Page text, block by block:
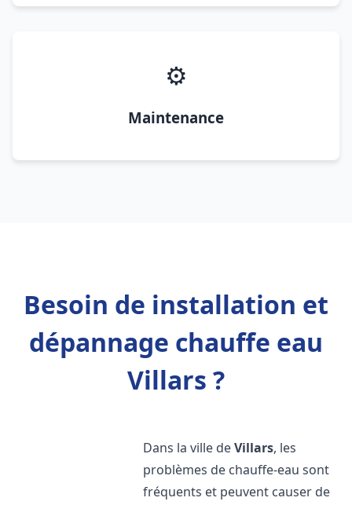
⚙️
Maintenance
Besoin de installation et
dépannage chauffe eau
Villars ?
Dans la ville deVillars, les
problèmes de chauffe-eau sont
fréquents et peuvent causer de